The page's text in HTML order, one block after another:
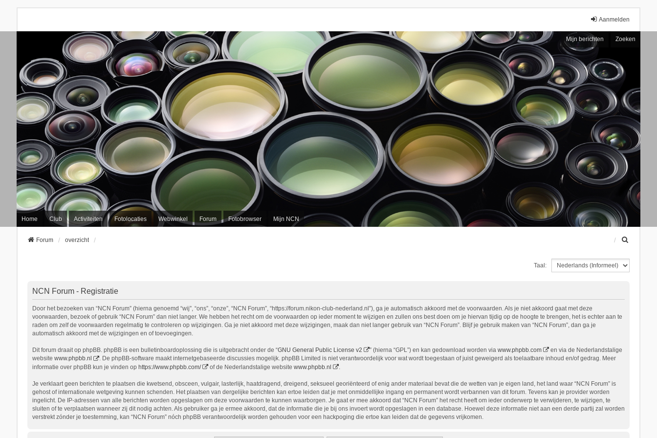
Aanmelden
Mijn berichten Zoeken
Home Club Activiteiten Fotolocaties Webwinkel Forum Fotobrowser Mijn NCN
Forum overzicht
e
Taal:
NCN Forum - Registratie
Door het bezoeken van “NCN Forum” (hierna genoemd “wij”, “ons”, “onze”, “NCN Forum”, “https://forum.nikon-club-nederland.nl”), ga je automatisch akkoord met de voorwaarden. Als je niet akkoord gaat met deze
voorwaarden, bezoek of gebruik “NCN Forum” dan niet langer. We hebben het recht om de voorwaarden op ieder moment te wijzigen en zullen ons best doen om je hiervan tijdig op de hoogte te brengen, het is echter aan te
raden om zelf de voorwaarden regelmatig te controleren op wijzigingen. Ga je niet akkoord met deze wijzigingen, maak dan niet langer gebruik van “NCN Forum”. Blijf je gebruik maken van “NCN Forum”, dan ga je
automatisch akkoord met de wijzigingen en of toevoegingen.
Dit forum draait op phpBB. phpBB is een bulletinboardoplossing die is uitgebracht onder de “GNU General Public License v2 ” (hierna “GPL”) en kan gedownload worden via www.phpbb.com
en via de Nederlandstalige
website www.phpbb.nl
. De phpBB-software maakt internetgebaseerde discussies mogelijk. phpBB Limited is niet verantwoordelijk voor wat wordt toegestaan of juist geweigerd als toelaatbare inhoud en/of gedrag. Meer
informatie over phpBB kun je vinden op https://www.phpbb.com/ of de Nederlandstalige website www.phpbb.nl .
Je verklaart geen berichten te plaatsen die kwetsend, obsceen, vulgair, lasterlijk, haatdragend, dreigend, seksueel georiënteerd of enig ander materiaal bevat die de wetten van je eigen land, het land waar “NCN Forum” is
gehost of internationale wetgeving kunnen schenden. Het plaatsen van dergelijke berichten kan ertoe leiden dat je met onmiddellijke ingang en permanent wordt verbannen van dit forum. Tevens kan je provider worden
ingelicht. De IP-adressen van alle berichten worden opgeslagen om deze voorwaarden te kunnen waarborgen. Je gaat er mee akkoord dat “NCN Forum” het recht heeft om ieder onderwerp te verwijderen, te wijzigen, te
sluiten of te verplaatsen wanneer zij dit nodig achten. Als gebruiker ga je ermee akkoord, dat de informatie die je bij ons invoert wordt opgeslagen in een database. Hoewel deze informatie niet aan een derde partij zal worden
verstrekt zónder je toestemming, kan “NCN Forum” nóch phpBB verantwoordelijk worden gehouden voor een hackpoging die ertoe kan leiden dat de gegevens vrijkomen.